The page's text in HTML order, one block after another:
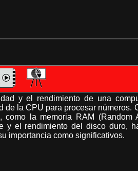
y el rendimiento de una
de la CPU para procesar números.
como la memoria RAM
y el rendimiento del disco duro,
importancia como significativos.